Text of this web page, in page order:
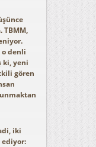
TBMM,
o denli
ki, yeni
gören
iki